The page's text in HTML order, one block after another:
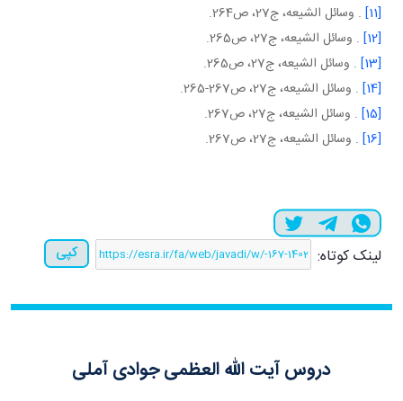
[11]
. وسائل الشيعه، ج27، ص264.
[12]
. وسائل الشيعه، ج27، ص265.
[13]
. وسائل الشيعه، ج27، ص265.
[14]
. وسائل الشيعه، ج27، ص267-265.
[15]
. وسائل الشيعه، ج27، ص267.
[16]
. وسائل الشيعه، ج27، ص267.
لینک کوتاه: کپی
دروس آیت الله العظمی جوادی آملی